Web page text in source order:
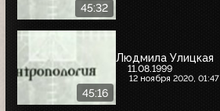
45:32
45:16
Людмила Улицкая
11.08.1999
12 ноября 2020, 01:47